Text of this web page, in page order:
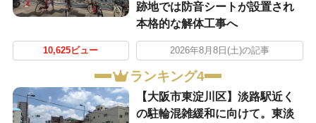
跡地では防音シートが設置され
本格的な解体工事へ
10,625ビュー 2026年8月8日(土)の記事
ランキング4
【大阪市東淀川区】淡路駅近く
の駐輪混雑緩和に向けて。東淡